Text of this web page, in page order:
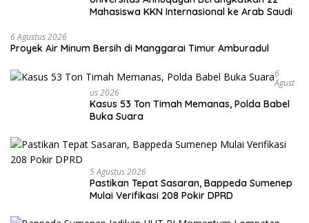
Mahasiswa KKN Internasional ke Arab Saudi
6 Agustus 2026
Proyek Air Minum Bersih di Manggarai Timur Amburadul
6
Agust
Us 2026
Kasus 53 Ton Timah Memanas, Polda Babel
Buka Suara
5 Agustus 2026
Pastikan Tepat Sasaran, Bappeda Sumenep
Mulai Verifikasi 208 Pokir DPRD